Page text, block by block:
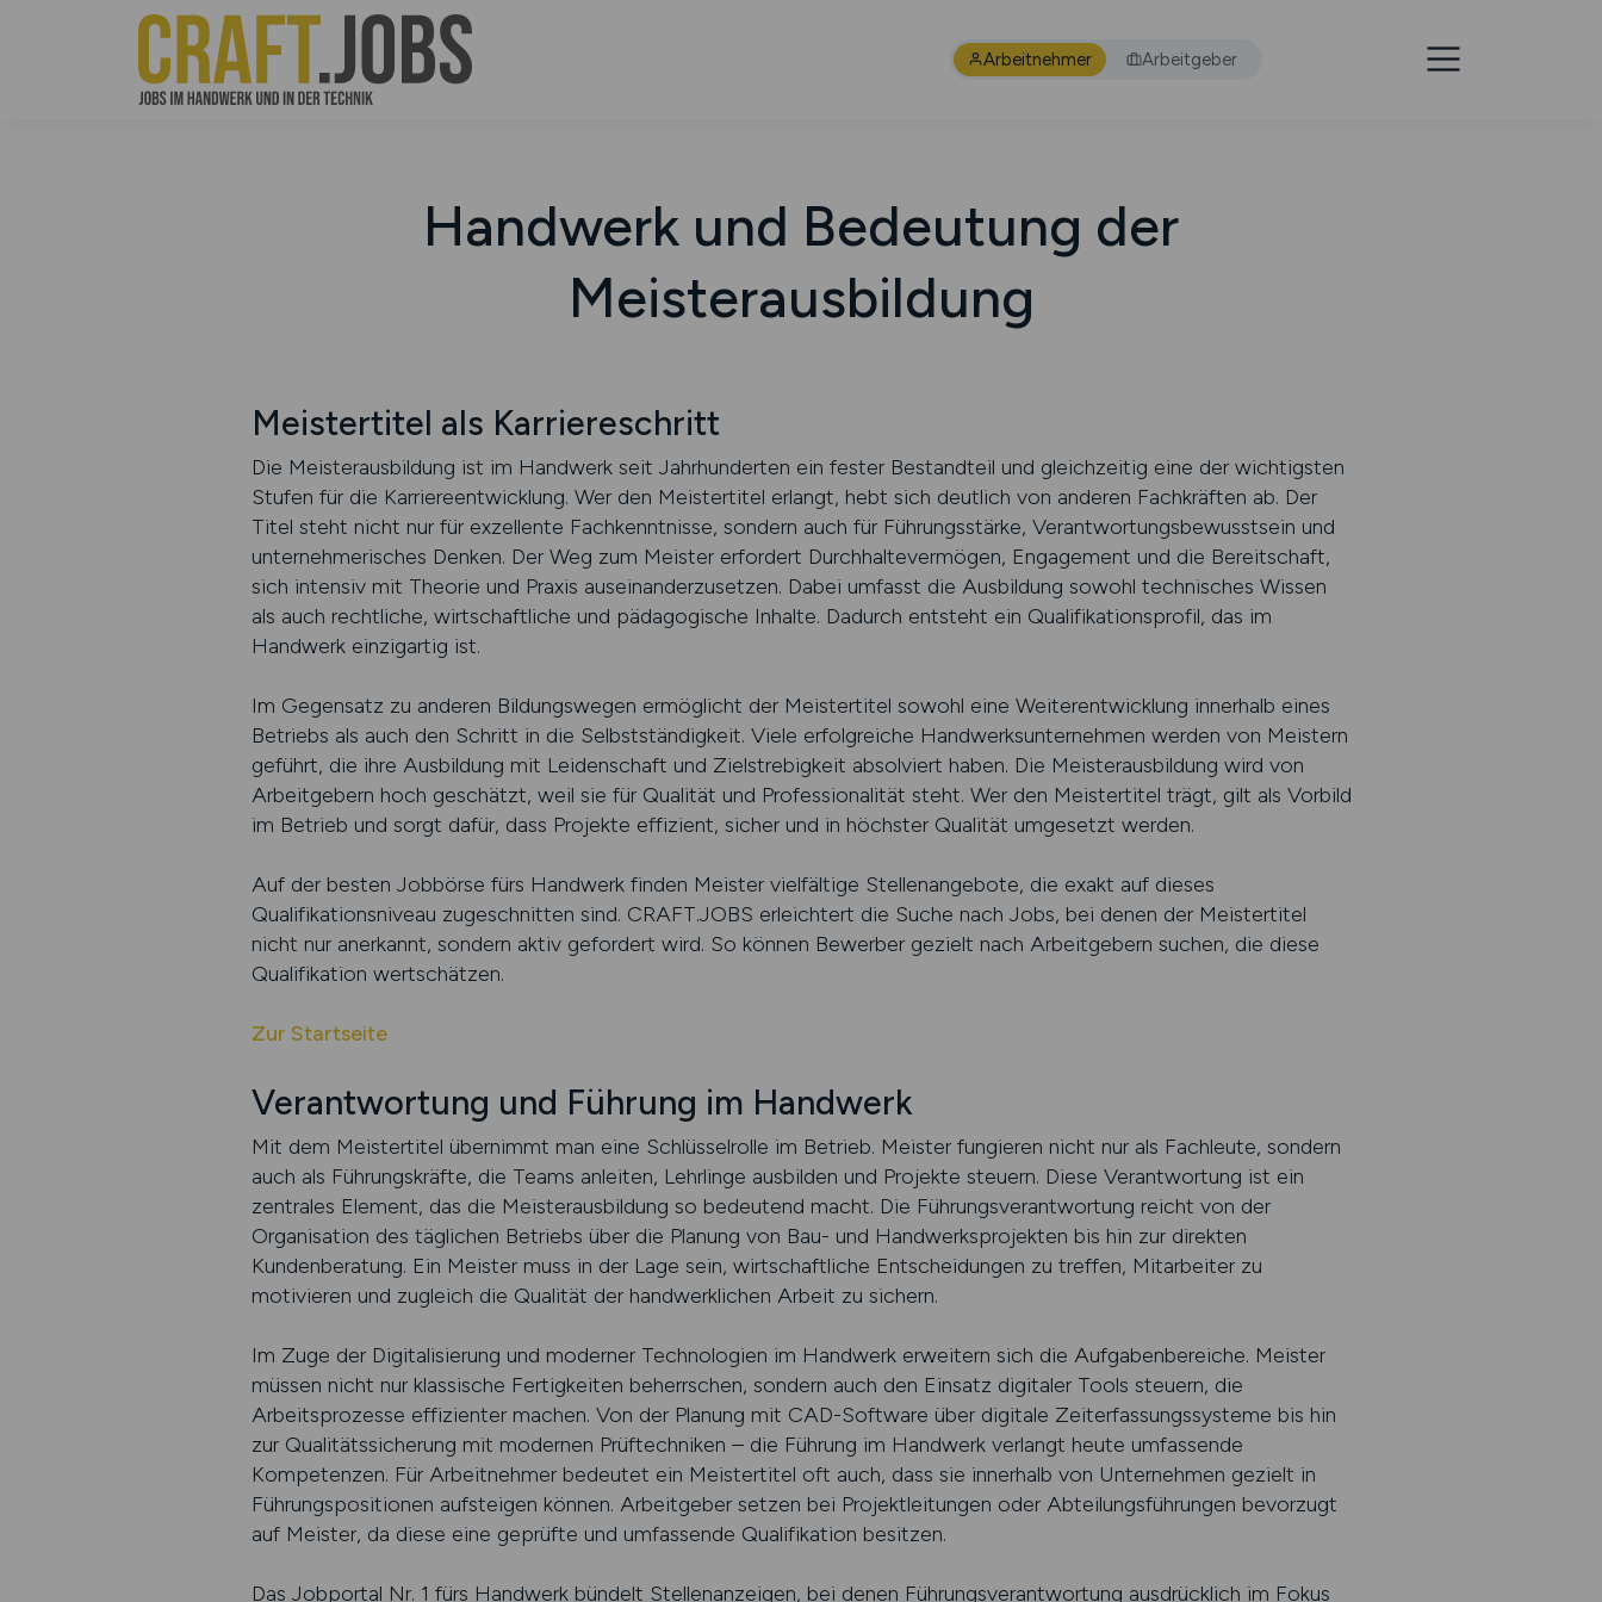
Arbeitnehmer Arbeitgeber
Handwerk und Bedeutung der
Meisterausbildung
Meistertitel als Karriereschritt
Die Meisterausbildung ist im Handwerk seit Jahrhunderten ein fester Bestandteil und gleichzeitig eine der wichtigsten
Stufen für die Karriereentwicklung. Wer den Meistertitel erlangt, hebt sich deutlich von anderen Fachkräften ab. Der
Titel steht nicht nur für exzellente Fachkenntnisse, sondern auch für Führungsstärke, Verantwortungsbewusstsein und
unternehmerisches Denken. Der Weg zum Meister erfordert Durchhaltevermögen, Engagement und die Bereitschaft,
sich intensiv mit Theorie und Praxis auseinanderzusetzen. Dabei umfasst die Ausbildung sowohl technisches Wissen
als auch rechtliche, wirtschaftliche und pädagogische Inhalte. Dadurch entsteht ein Qualifikationsprofil, das im
Handwerk einzigartig ist.
Im Gegensatz zu anderen Bildungswegen ermöglicht der Meistertitel sowohl eine Weiterentwicklung innerhalb eines
Betriebs als auch den Schritt in die Selbstständigkeit. Viele erfolgreiche Handwerksunternehmen werden von Meistern
geführt, die ihre Ausbildung mit Leidenschaft und Zielstrebigkeit absolviert haben. Die Meisterausbildung wird von
Arbeitgebern hoch geschätzt, weil sie für Qualität und Professionalität steht. Wer den Meistertitel trägt, gilt als Vorbild
im Betrieb und sorgt dafür, dass Projekte effizient, sicher und in höchster Qualität umgesetzt werden.
Auf der besten Jobbörse fürs Handwerk finden Meister vielfältige Stellenangebote, die exakt auf dieses
Qualifikationsniveau zugeschnitten sind. CRAFT.JOBS erleichtert die Suche nach Jobs, bei denen der Meistertitel
nicht nur anerkannt, sondern aktiv gefordert wird. So können Bewerber gezielt nach Arbeitgebern suchen, die diese
Qualifikation wertschätzen.
Zur Startseite
Verantwortung und Führung im Handwerk
Mit dem Meistertitel übernimmt man eine Schlüsselrolle im Betrieb. Meister fungieren nicht nur als Fachleute, sondern
auch als Führungskräfte, die Teams anleiten, Lehrlinge ausbilden und Projekte steuern. Diese Verantwortung ist ein
zentrales Element, das die Meisterausbildung so bedeutend macht. Die Führungsverantwortung reicht von der
Organisation des täglichen Betriebs über die Planung von Bau- und Handwerksprojekten bis hin zur direkten
Kundenberatung. Ein Meister muss in der Lage sein, wirtschaftliche Entscheidungen zu treffen, Mitarbeiter zu
motivieren und zugleich die Qualität der handwerklichen Arbeit zu sichern.
Im Zuge der Digitalisierung und moderner Technologien im Handwerk erweitern sich die Aufgabenbereiche. Meister
müssen nicht nur klassische Fertigkeiten beherrschen, sondern auch den Einsatz digitaler Tools steuern, die
Arbeitsprozesse effizienter machen. Von der Planung mit CAD-Software über digitale Zeiterfassungssysteme bis hin
zur Qualitätssicherung mit modernen Prüftechniken – die Führung im Handwerk verlangt heute umfassende
Kompetenzen. Für Arbeitnehmer bedeutet ein Meistertitel oft auch, dass sie innerhalb von Unternehmen gezielt in
Führungspositionen aufsteigen können. Arbeitgeber setzen bei Projektleitungen oder Abteilungsführungen bevorzugt
auf Meister, da diese eine geprüfte und umfassende Qualifikation besitzen.
Das Jobportal Nr. 1 fürs Handwerk bündelt Stellenanzeigen, bei denen Führungsverantwortung ausdrücklich im Fokus